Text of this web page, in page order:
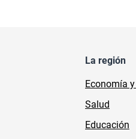
La región
Economía
Salud
Educación